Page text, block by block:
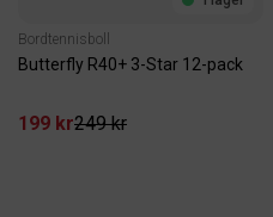
Bordtennisboll
Butterfly R40+ 3-Star 12-pack
199 kr249 kr